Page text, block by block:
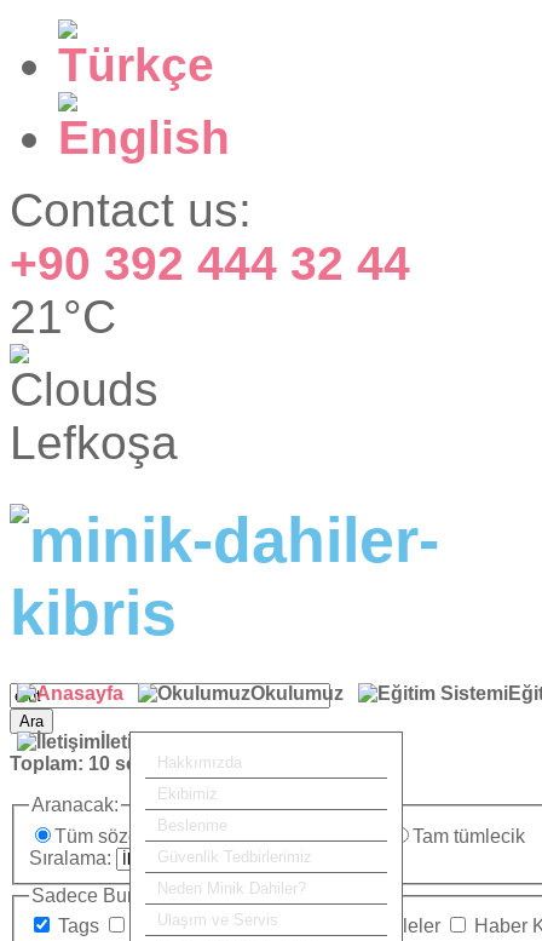
Contact us:
+90 392 444 32 44
21°C
Lefkoşa
Okulumuz
Hakkımızda
Ekibimiz
Beslenme
Güvenlik Tedbirlerimiz
Neden Minik Dahiler?
Ulaşım ve Servis
İletişim
Ara
Toplam: 10 sonuç bulundu.
Aranacak:
Tüm sözcükler
Herhangi bir sözcük
Tam tümlecik
Sıralama:
Sadece Burada Ara:
Tags
Kategoriler İletişim Makaleler
Haber